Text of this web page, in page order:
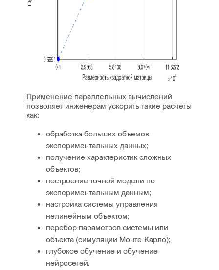
Применение параллельных вычислений
позволяет инженерам ускорить такие расчеты
как:
обработка больших объемов
экспериментальных данных;
получение характеристик сложных
объектов;
построение точной модели по
экспериментальным данным;
настройка системы управления
нелинейным объектом;
перебор параметров системы или
объекта (симуляции Монте-Карло);
глубокое обучение и обучение
нейросетей.